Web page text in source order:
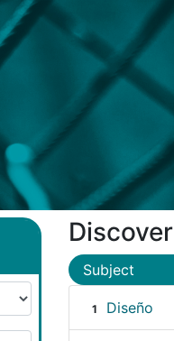
Discover
Subject
1 Diseño